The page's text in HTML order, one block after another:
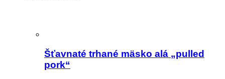
Šťavnaté trhané mäsko alá „pulled
pork“